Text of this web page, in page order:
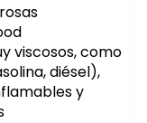
viscosos, como
diésel),
y